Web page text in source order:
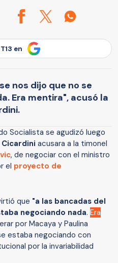
en
nos dijo que no se
Era mentira", acusó la
Socialista se agudizó luego
acusara a la timonel
, de negociar con el ministro
el proyecto de
que "a las bancadas del
negociando nada. Era
por Macaya y Paulina
estaba negociando con
por la invariabilidad